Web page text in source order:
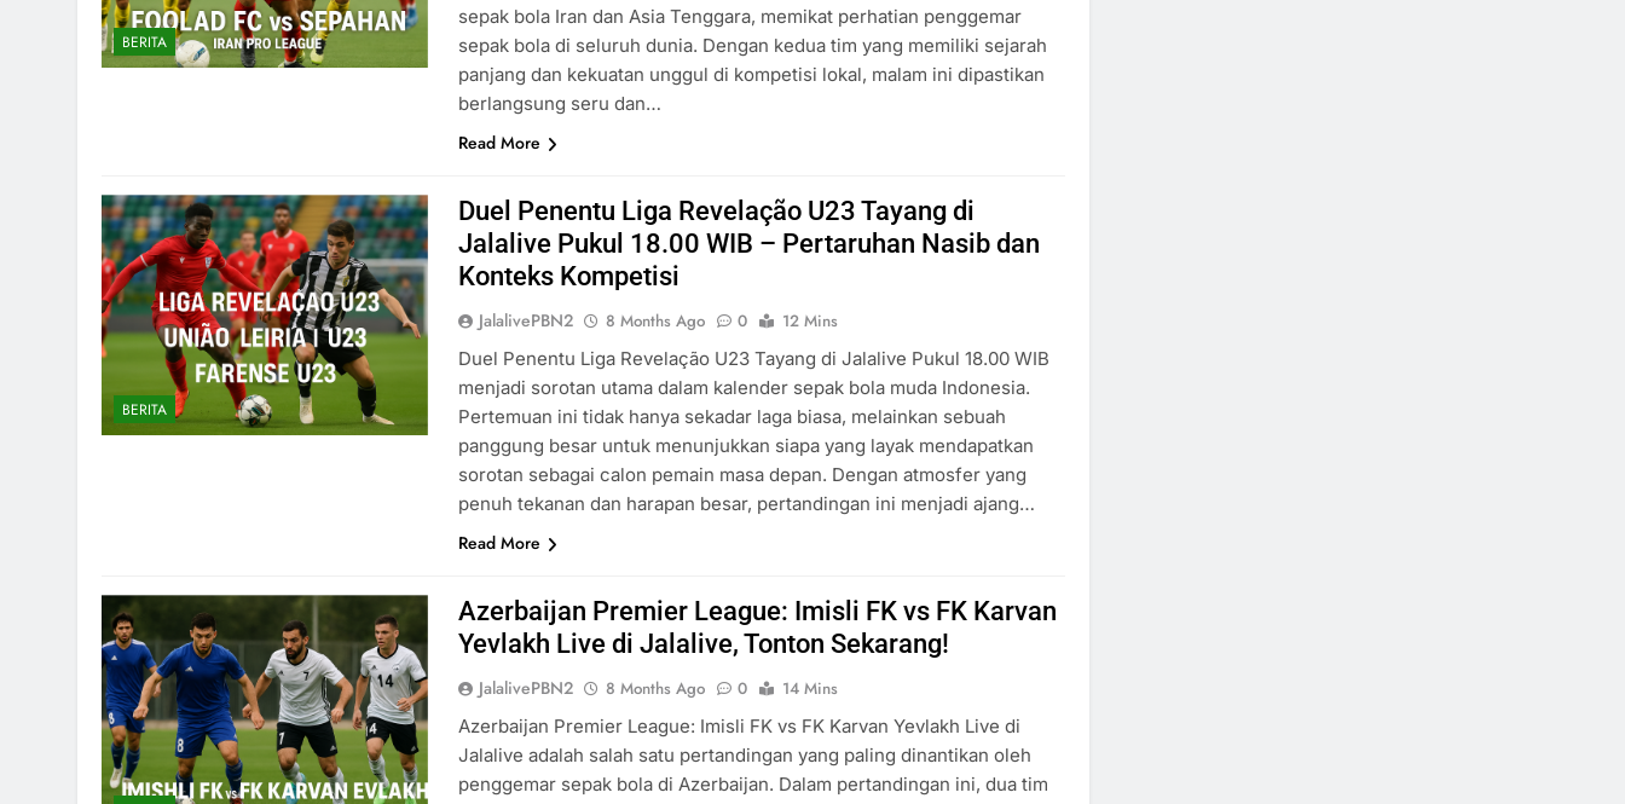
BERITA
sepak bola Iran dan Asia Tenggara, memikat perhatian penggemar
sepak bola di seluruh dunia. Dengan kedua tim yang memiliki sejarah
panjang dan kekuatan unggul di kompetisi lokal, malam ini dipastikan
berlangsung seru dan…
Read More
BERITA
Duel Penentu Liga Revelação U23 Tayang di
Jalalive Pukul 18.00 WIB – Pertaruhan Nasib dan
Konteks Kompetisi
JalalivePBN2 8 Months Ago 0
12 Mins
Duel Penentu Liga Revelação U23 Tayang di Jalalive Pukul 18.00 WIB
menjadi sorotan utama dalam kalender sepak bola muda Indonesia.
Pertemuan ini tidak hanya sekadar laga biasa, melainkan sebuah
panggung besar untuk menunjukkan siapa yang layak mendapatkan
sorotan sebagai calon pemain masa depan. Dengan atmosfer yang
penuh tekanan dan harapan besar, pertandingan ini menjadi ajang…
Read More
Azerbaijan Premier League: Imisli FK vs FK Karvan
Yevlakh Live di Jalalive, Tonton Sekarang!
JalalivePBN2 8 Months Ago 0
14 Mins
Azerbaijan Premier League: Imisli FK vs FK Karvan Yevlakh Live di
Jalalive adalah salah satu pertandingan yang paling dinantikan oleh
penggemar sepak bola di Azerbaijan. Dalam pertandingan ini, dua tim